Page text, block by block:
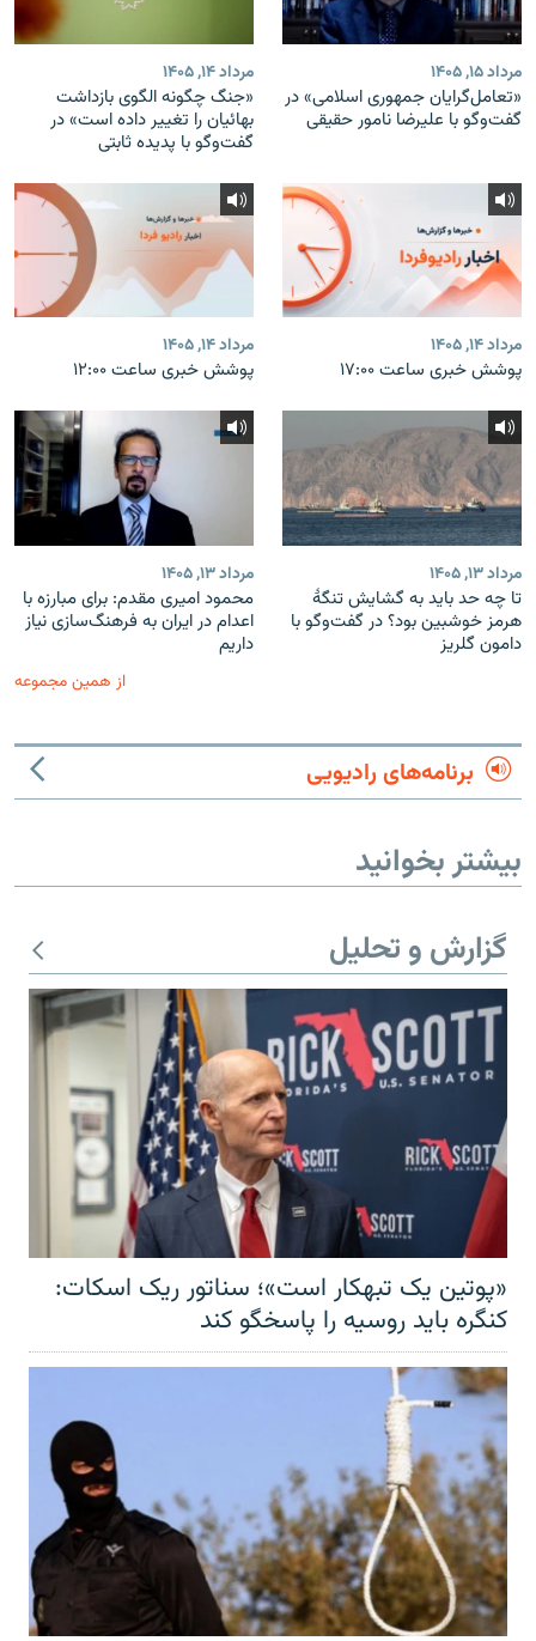
مرداد ۱۵, ۱۴۰۵
«تعامل‌گرایان جمهوری اسلامی» در
گفت‌وگو با علیرضا نامور حقیقی
مرداد ۱۴, ۱۴۰۵
«جنگ چگونه الگوی بازداشت
بهائیان را تغییر داده است» در
گفت‌وگو با پدیده ثابتی
مرداد ۱۴, ۱۴۰۵
پوشش خبری ساعت ۱۷:۰۰
مرداد ۱۴, ۱۴۰۵
پوشش خبری ساعت ۱۲:۰۰
مرداد ۱۳, ۱۴۰۵
تا چه حد باید به گشایش تنگهٔ
هرمز خوشبین بود؟ در گفت‌وگو با
دامون گلریز
مرداد ۱۳, ۱۴۰۵
محمود امیری مقدم: برای مبارزه با
اعدام در ایران به فرهنگ‌سازی نیاز
داریم
از همین مجموعه
برنامه‌های رادیویی
بیشتر بخوانید
گزارش و تحلیل
«پوتین یک تبهکار است»؛ سناتور ریک اسکات:
کنگره باید روسیه را پاسخگو کند